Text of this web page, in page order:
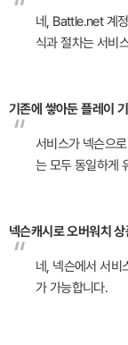
“
네, Battle.net 계
식과 절차는 서비
기존에 쌓아둔 플레이
“
서비스가 넥슨으
는 모두 동일하게
넥슨캐시로 오버워치
“
네, 넥슨에서 서비
가 가능합니다.